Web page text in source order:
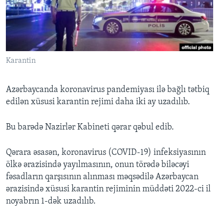
BIZI IZLƏYIN
Karantin
Azərbaycanda koronavirus pandemiyası ilə bağlı tətbiq
edilən xüsusi karantin rejimi daha iki ay uzadılıb.
Bu barədə Nazirlər Kabineti qərar qəbul edib.
Qərara əsasən, koronavirus (COVID-19) infeksiyasının
ölkə ərazisində yayılmasının, onun törədə biləcəyi
fəsadların qarşısının alınması məqsədilə Azərbaycan
ərazisində xüsusi karantin rejiminin müddəti 2022-ci il
noyabrın 1-dək uzadılıb.